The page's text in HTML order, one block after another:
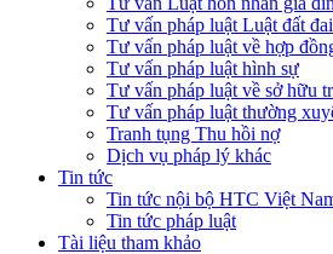
Tư vấn pháp luật Luật đất đai
Tư vấn pháp luật về hợp
Tư vấn pháp luật hình sự
Tư vấn pháp luật về sở hữu
Tư vấn pháp luật thường
Tranh tụng Thu hồi nợ
Dịch vụ pháp lý khác
Tin tức
Tin tức nội bộ HTC Việt
Tin tức pháp luật
Tài liệu tham khảo